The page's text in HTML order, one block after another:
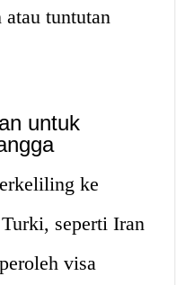
atau tuntutan
untuk
ke
seperti Iran
visa